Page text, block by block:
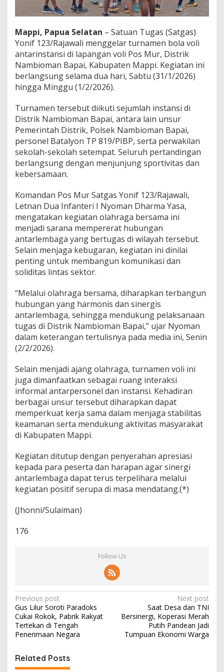
a
r
n
s
a
n
s
i
N
a
m
b
i
o
m
B
a
p
a
i
Mappi, Papua Selatan – Satuan Tugas (Satgas)
Yonif 123/Rajawali menggelar turnamen bola voli
antarinstansi di lapangan voli Pos Mur, Distrik
Nambioman Bapai, Kabupaten Mappi. Kegiatan ini
berlangsung selama dua hari, Sabtu (31/1/2026)
hingga Minggu (1/2/2026).
Turnamen tersebut diikuti sejumlah instansi di
Distrik Nambioman Bapai, antara lain unsur
Pemerintah Distrik, Polsek Nambioman Bapai,
personel Batalyon TP 819/PIBP, serta perwakilan
sekolah-sekolah setempat. Seluruh pertandingan
berlangsung dengan menjunjung sportivitas dan
kebersamaan.
Komandan Pos Mur Satgas Yonif 123/Rajawali,
Letnan Dua Infanteri I Nyoman Dharma Yasa,
mengatakan kegiatan olahraga bersama ini
menjadi sarana mempererat hubungan
antarlembaga yang bertugas di wilayah tersebut.
Selain menjaga kebugaran, kegiatan ini dinilai
penting untuk membangun komunikasi dan
soliditas lintas sektor.
“Melalui olahraga bersama, diharapkan terbangun
hubungan yang harmonis dan sinergis
antarlembaga, sehingga mendukung pelaksanaan
tugas di Distrik Nambioman Bapai,” ujar Nyoman
dalam keterangan tertulisnya pada media ini, Senin
(2/2/2026).
Selain menjadi ajang olahraga, turnamen voli ini
juga dimanfaatkan sebagai ruang interaksi
informal antarpersonel dan instansi. Kehadiran
berbagai unsur tersebut diharapkan dapat
memperkuat kerja sama dalam menjaga stabilitas
keamanan serta mendukung aktivitas masyarakat
di Kabupaten Mappi.
Kegiatan ditutup dengan penyerahan apresiasi
kepada para peserta dan harapan agar sinergi
antarlembaga dapat terus terpelihara melalui
kegiatan positif serupa di masa mendatang.(*)
(Jhonni/Sulaiman)
176
Follow Us
P
o
s
t
n
Previous post
Gus Lilur Soroti Paradoks
Cukai Rokok, Pabrik Rakyat
Tertekan di Tengah
Penerimaan Negara
Next post
Saat Desa dan TNI
Bersinergi, Koperasi Merah
Putih Pandean Jadi
Tumpuan Ekonomi Warga
Related Posts